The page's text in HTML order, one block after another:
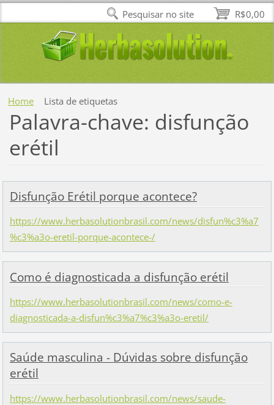
Home Lista de etiquetas
Palavra-chave: disfunção
erétil
Disfunção Erétil porque acontece?
https://www.herbasolutionbrasil.com/news/disfun%c3%a7
%c3%a3o-eretil-porque-acontece-/
Como é diagnosticada a disfunção erétil
https://www.herbasolutionbrasil.com/news/como-e-
diagnosticada-a-disfun%c3%a7%c3%a3o-eretil/
Saúde masculina - Dúvidas sobre disfunção
erétil
https://www.herbasolutionbrasil.com/news/saude-
R$0,00
Pesquisar no site